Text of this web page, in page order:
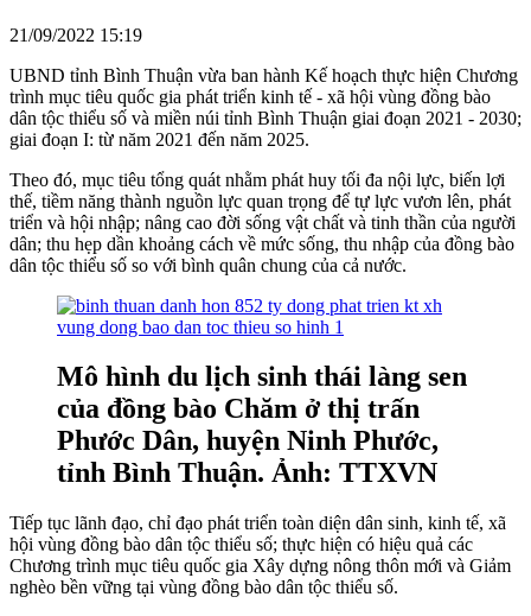
21/09/2022 15:19
UBND tỉnh Bình Thuận vừa ban hành Kế hoạch thực hiện Chương
trình mục tiêu quốc gia phát triển kinh tế - xã hội vùng đồng bào
dân tộc thiểu số và miền núi tỉnh Bình Thuận giai đoạn 2021 - 2030;
giai đoạn I: từ năm 2021 đến năm 2025.
Theo đó, mục tiêu tổng quát nhằm phát huy tối đa nội lực, biến lợi
thế, tiềm năng thành nguồn lực quan trọng để tự lực vươn lên, phát
triển và hội nhập; nâng cao đời sống vật chất và tinh thần của người
dân; thu hẹp dần khoảng cách về mức sống, thu nhập của đồng bào
dân tộc thiểu số so với bình quân chung của cả nước.
Mô hình du lịch sinh thái làng sen
của đồng bào Chăm ở thị trấn
Phước Dân, huyện Ninh Phước,
tỉnh Bình Thuận. Ảnh: TTXVN
Tiếp tục lãnh đạo, chỉ đạo phát triển toàn diện dân sinh, kinh tế, xã
hội vùng đồng bào dân tộc thiểu số; thực hiện có hiệu quả các
Chương trình mục tiêu quốc gia Xây dựng nông thôn mới và Giảm
nghèo bền vững tại vùng đồng bào dân tộc thiểu số.